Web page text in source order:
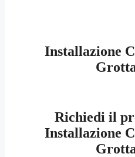
Installazione
Richiedi il
Installazione